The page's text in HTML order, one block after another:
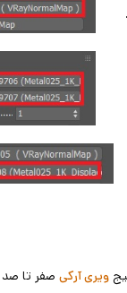
ویری آرکی صفر تا صد